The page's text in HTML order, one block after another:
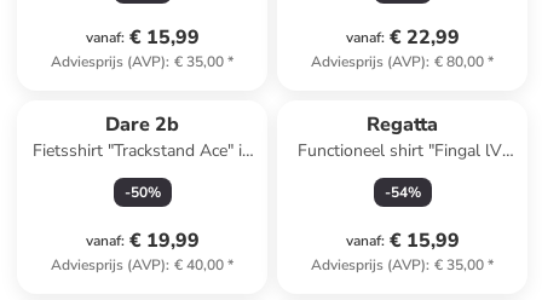
vanaf: € 15,99
Adviesprijs (AVP): € 35,00*
vanaf: € 22,99
Adviesprijs (AVP): € 80,00*
Dare 2b
Fietsshirt "Trackstand Ace" in
Terrakotta
-50%
vanaf: € 19,99
Adviesprijs (AVP): € 40,00*
Regatta
Functioneel shirt "Fingal lV"
donkerblauw
-54%
vanaf: € 15,99
Adviesprijs (AVP): € 35,00*